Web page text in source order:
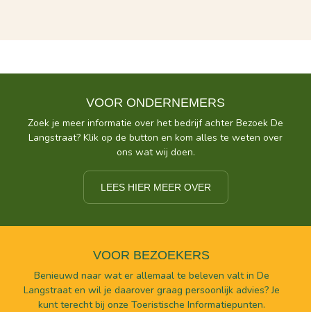
VOOR ONDERNEMERS
Zoek je meer informatie over het bedrijf achter Bezoek De
Langstraat? Klik op de button en kom alles te weten over
ons wat wij doen.
LEES HIER MEER OVER
VOOR BEZOEKERS
Benieuwd naar wat er allemaal te beleven valt in De
Langstraat en wil je daarover graag persoonlijk advies? Je
kunt terecht bij onze Toeristische Informatiepunten.